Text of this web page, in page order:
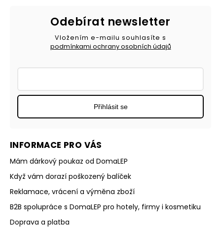
INFORMACE PRO VÁS
Mám dárkový poukaz od DomaLEP
Když vám dorazí poškozený balíček
Reklamace, vrácení a výměna zboží
B2B spolupráce s DomaLEP pro hotely, firmy i kosmetiku
Doprava a platba
Odebírat newsletter
Vložením e-mailu souhlasíte s
podmínkami ochrany osobních údajů
Přihlásit se